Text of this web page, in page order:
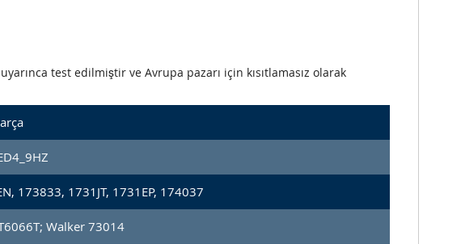
uyarınca test edilmiştir ve Avrupa pazarı için kısıtlamasız olarak
173833, 1731JT, 1731EP, 174037
Walker 73014